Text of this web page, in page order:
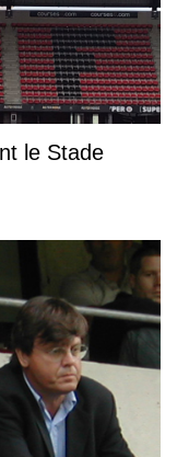
le Stade